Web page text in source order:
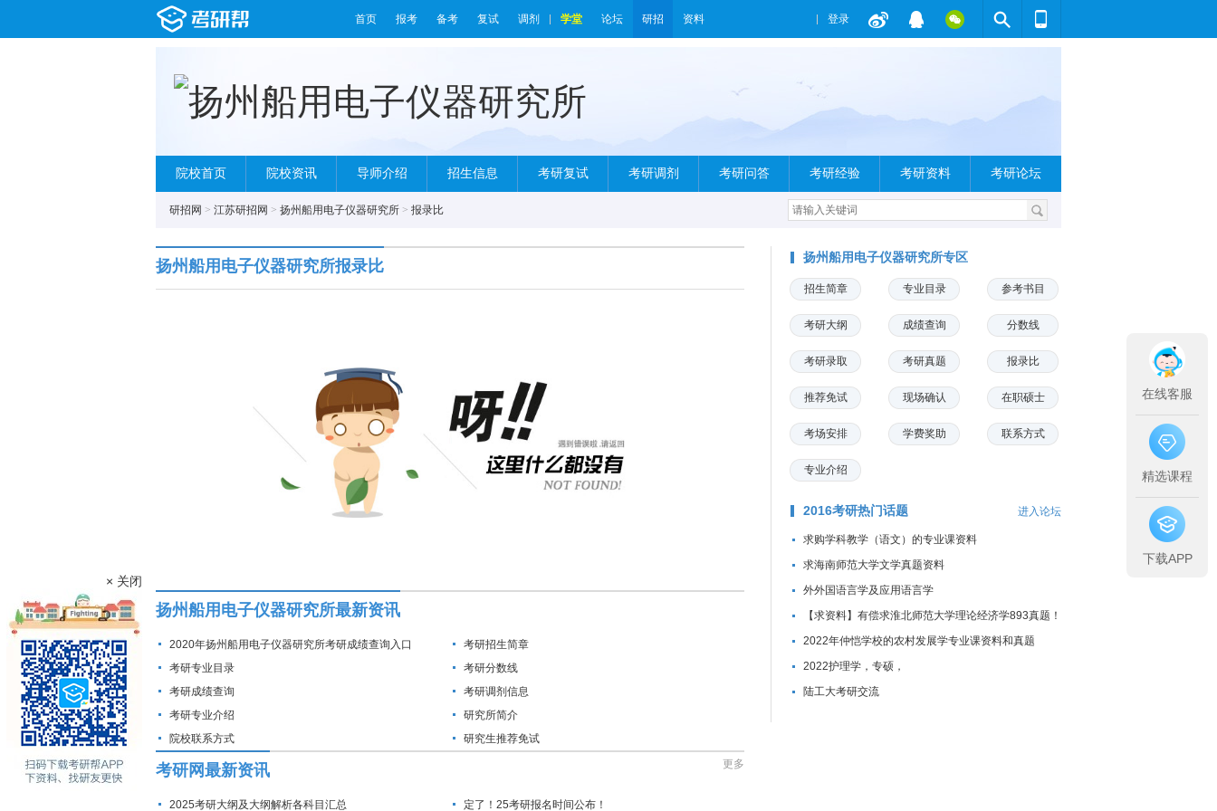
首页 报考 备考 复试 调剂 学堂 论坛 研招 资料 登录
院校首页 院校资讯 导师介绍 招生信息 考研复试 考研调剂 考研问答 考研经验 考研资料 考研论坛
研招网 > 江苏研招网 > 扬州船用电子仪器研究所 > 报录比
扬州船用电子仪器研究所报录比
扬州船用电子仪器研究所最新资讯
2020年扬州船用电子仪器研究所考研成绩查询入口
考研招生简章
考研专业目录
考研分数线
考研成绩查询
考研调剂信息
考研专业介绍
研究所简介
院校联系方式
研究生推荐免试
考研网最新资讯 更多
2025考研大纲及大纲解析各科目汇总 定了！25考研报名时间公布！
扬州船用电子仪器研究所专区
招生简章 专业目录 参考书目
考研大纲 成绩查询 分数线
考研录取 考研真题 报录比
推荐免试 现场确认 在职硕士
考场安排 学费奖助 联系方式
专业介绍
2016考研热门话题 进入论坛
求购学科教学（语文）的专业课资料
求海南师范大学文学真题资料
外外国语言学及应用语言学
【求资料】有偿求淮北师范大学理论经济学893真题！
2022年仲恺学校的农村发展学专业课资料和真题
2022护理学，专硕，
陆工大考研交流
× 关闭
在线客服
精选课程
下载APP